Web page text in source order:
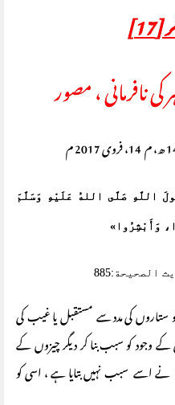
[17]
نافرمانی ، مصور
اللَّهِ صَلَّى اللهُ عَلَيْهِ وَسَلَّمَ
وَأَبْشِرُوا»
ستاروں کی مدد سے مستقبل یا غیب کی
کے وجود کو سبب بنا کر دیگر چیزوں کے
نے اسے سبب نہیں بتایا ہے ، اسی کو